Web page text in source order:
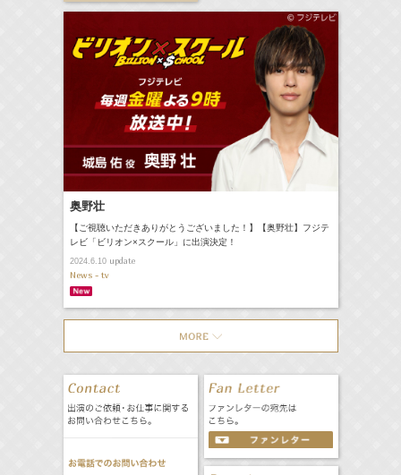
奥野壮
【ご視聴いただきありがとうございました！】【奥野壮】フジテ
レビ「ビリオン×スクール」に出演決定！
2024.6.10update
News - tv